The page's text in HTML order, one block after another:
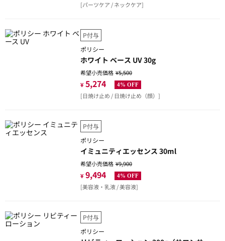
[パーツケア / ネックケア]
P付与
ポリシー
ホワイト ベース UV 30g
希望小売価格¥5,500
¥ 5,274 4% OFF
[日焼け止め / 日焼け止め（顔）]
P付与
ポリシー
イミュニティエッセンス 30ml
希望小売価格¥9,900
¥ 9,494 4% OFF
[美容液・乳液 / 美容液]
P付与
ポリシー